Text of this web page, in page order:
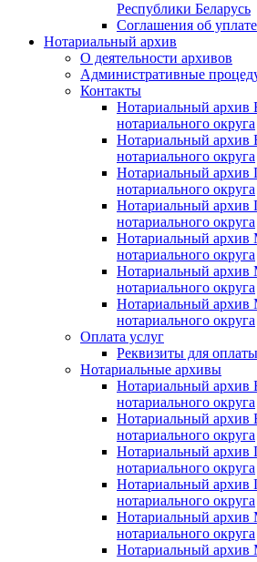
Республики Беларусь
Соглашения об
Нотариальный архив
О деятельности архивов
Административные
Контакты
Нотариальный архив
нотариального округа
Нотариальный архив
нотариального округа
Нотариальный архив
нотариального округа
Нотариальный архив
нотариального округа
Нотариальный архив
нотариального округа
Нотариальный архив
нотариального округа
Нотариальный архив
нотариального округа
Оплата услуг
Реквизиты для оплаты
Нотариальные архивы
Нотариальный архив
нотариального округа
Нотариальный архив
нотариального округа
Нотариальный архив
нотариального округа
Нотариальный архив
нотариального округа
Нотариальный архив
нотариального округа
Нотариальный архив